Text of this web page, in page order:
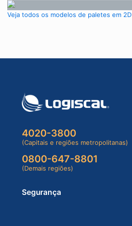
Veja todos os modelos de paletes em 2D
4020-3800
(Capitais e regiões metropolitanas)
0800-647-8801
(Demais regiões)
Segurança